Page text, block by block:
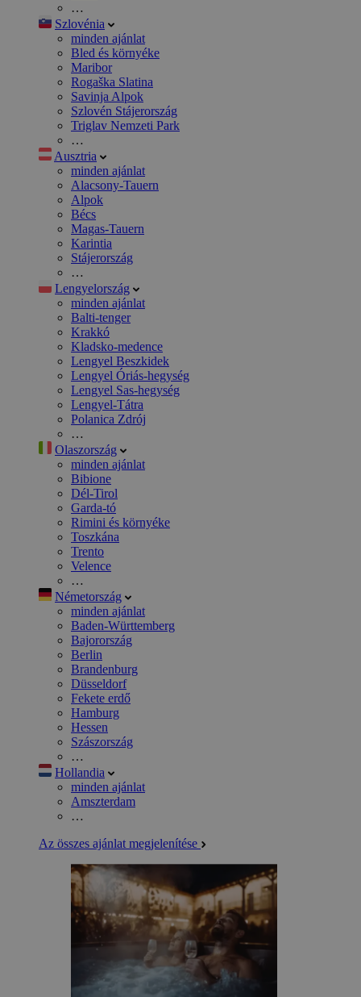
…
Szlovénia
minden ajánlat
Bled és környéke
Maribor
Rogaška Slatina
Savinja Alpok
Szlovén Stájerország
Triglav Nemzeti Park
…
Ausztria
minden ajánlat
Alacsony-Tauern
Alpok
Bécs
Magas-Tauern
Karintia
Stájerország
…
Lengyelország
minden ajánlat
Balti-tenger
Krakkó
Kladsko-medence
Lengyel Beszkidek
Lengyel Óriás-hegység
Lengyel Sas-hegység
Lengyel-Tátra
Polanica Zdrój
…
Olaszország
minden ajánlat
Bibione
Dél-Tirol
Garda-tó
Rimini és környéke
Toszkána
Trento
Velence
…
Németország
minden ajánlat
Baden-Württemberg
Bajorország
Berlin
Brandenburg
Düsseldorf
Fekete erdő
Hamburg
Hessen
Szászország
…
Hollandia
minden ajánlat
Amszterdam
…
Az összes ajánlat megjelenítése